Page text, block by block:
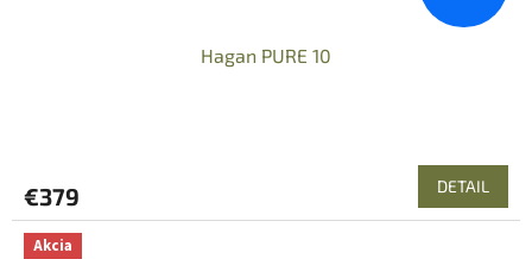
Hagan PURE 10
€379 DETAIL
Akcia